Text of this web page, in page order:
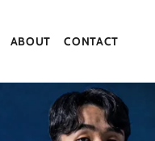
ABOUT CONTACT